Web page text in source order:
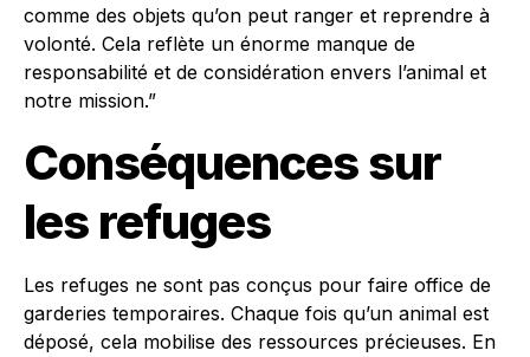
comme des objets qu’on peut ranger et reprendre à
volonté. Cela reflète un énorme manque de
responsabilité et de considération envers l’animal et
notre mission.”
Conséquences sur
les refuges
Les refuges ne sont pas conçus pour faire office de
garderies temporaires. Chaque fois qu’un animal est
déposé, cela mobilise des ressources précieuses. En